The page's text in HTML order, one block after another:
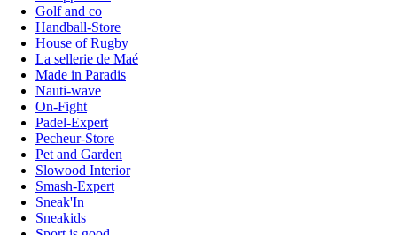
Golf and co
Handball-Store
House of Rugby
La sellerie de Maé
Made in Paradis
Nauti-wave
On-Fight
Padel-Expert
Pecheur-Store
Pet and Garden
Slowood Interior
Smash-Expert
Sneak'In
Sneakids